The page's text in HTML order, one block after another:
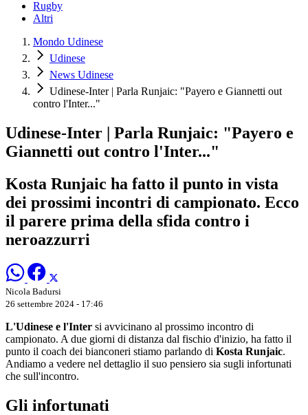
Rugby
Altri
Mondo Udinese
Udinese
News Udinese
Udinese-Inter | Parla Runjaic: "Payero e Giannetti out
contro l'Inter..."
Udinese-Inter | Parla Runjaic: "Payero e
Giannetti out contro l'Inter..."
Kosta Runjaic ha fatto il punto in vista
dei prossimi incontri di campionato. Ecco
il parere prima della sfida contro i
neroazzurri
Nicola Badursi
26 settembre 2024 - 17:46
L'Udinese e l'Inter si avvicinano al prossimo incontro di
campionato. A due giorni di distanza dal fischio d'inizio, ha fatto il
punto il coach dei bianconeri stiamo parlando di Kosta Runjaic.
Andiamo a vedere nel dettaglio il suo pensiero sia sugli infortunati
che sull'incontro.
Gli infortunati